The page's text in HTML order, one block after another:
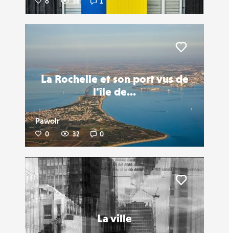
La Rochelle et son port vus de
l'île de...
Pawolr
0 32 0
La ville